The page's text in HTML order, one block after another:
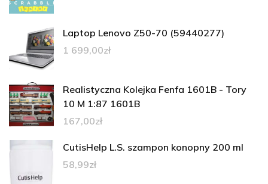
Laptop Lenovo Z50-70 (59440277)
1 699,00zł
Realistyczna Kolejka Fenfa 1601B - Tory
10 M 1:87 1601B
167,00zł
CutisHelp L.S. szampon konopny 200 ml
58,99zł